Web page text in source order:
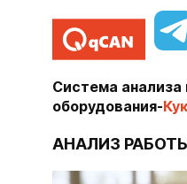
Система анализа
оборудования-
АНАЛИЗ